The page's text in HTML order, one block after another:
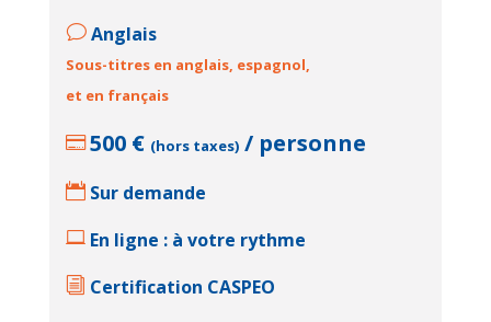
v Anglais
Sous-titres en anglais, espagnol,
et en français
 500 € (hors taxes)/ personne
 Sur demande
 En ligne : à votre rythme
i Certification CASPEO